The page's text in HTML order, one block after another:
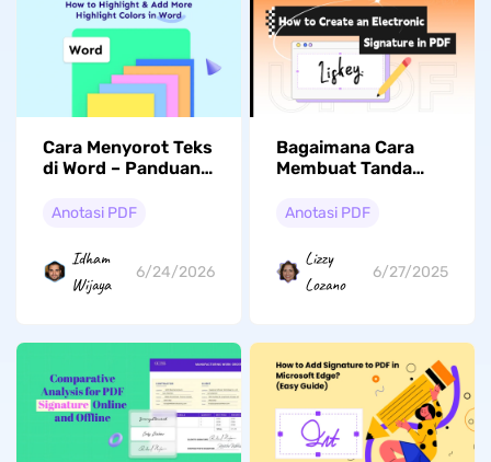
Cara Menyorot Teks
di Word – Panduan
Anotasi PDF
Idham
Wijaya
6/24/2026
Bagaimana Cara
Membuat Tanda
Cara Mudah)
Anotasi PDF
Lizzy
Lozano
6/27/2025